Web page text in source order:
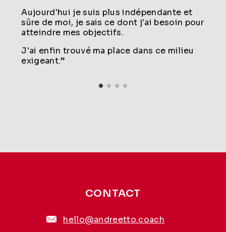
Aujourd'hui je suis plus indépendante et
sûre de moi, je sais ce dont j'ai besoin pour
atteindre mes objectifs.
J'ai enfin trouvé ma place dans ce milieu
exigeant.”
CONTACT
hello@andreetto.coach